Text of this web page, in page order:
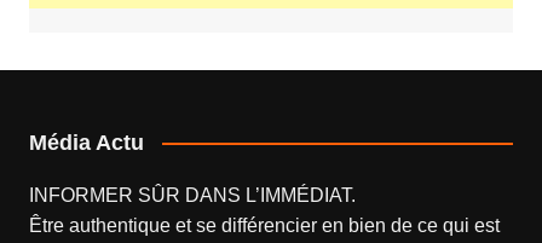
Média Actu
INFORMER SÛR DANS L’IMMÉDIAT.
Être authentique et se différencier en bien de ce qui est